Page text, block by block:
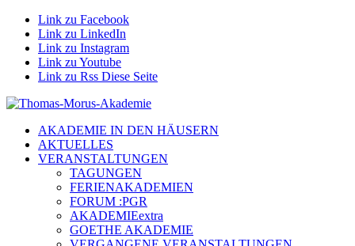
Link zu Facebook
Link zu LinkedIn
Link zu Instagram
Link zu Youtube
Link zu Rss Diese Seite
AKADEMIE IN DEN HÄUSERN
AKTUELLES
VERANSTALTUNGEN
TAGUNGEN
FERIENAKADEMIEN
FORUM :PGR
AKADEMIEextra
GOETHE AKADEMIE